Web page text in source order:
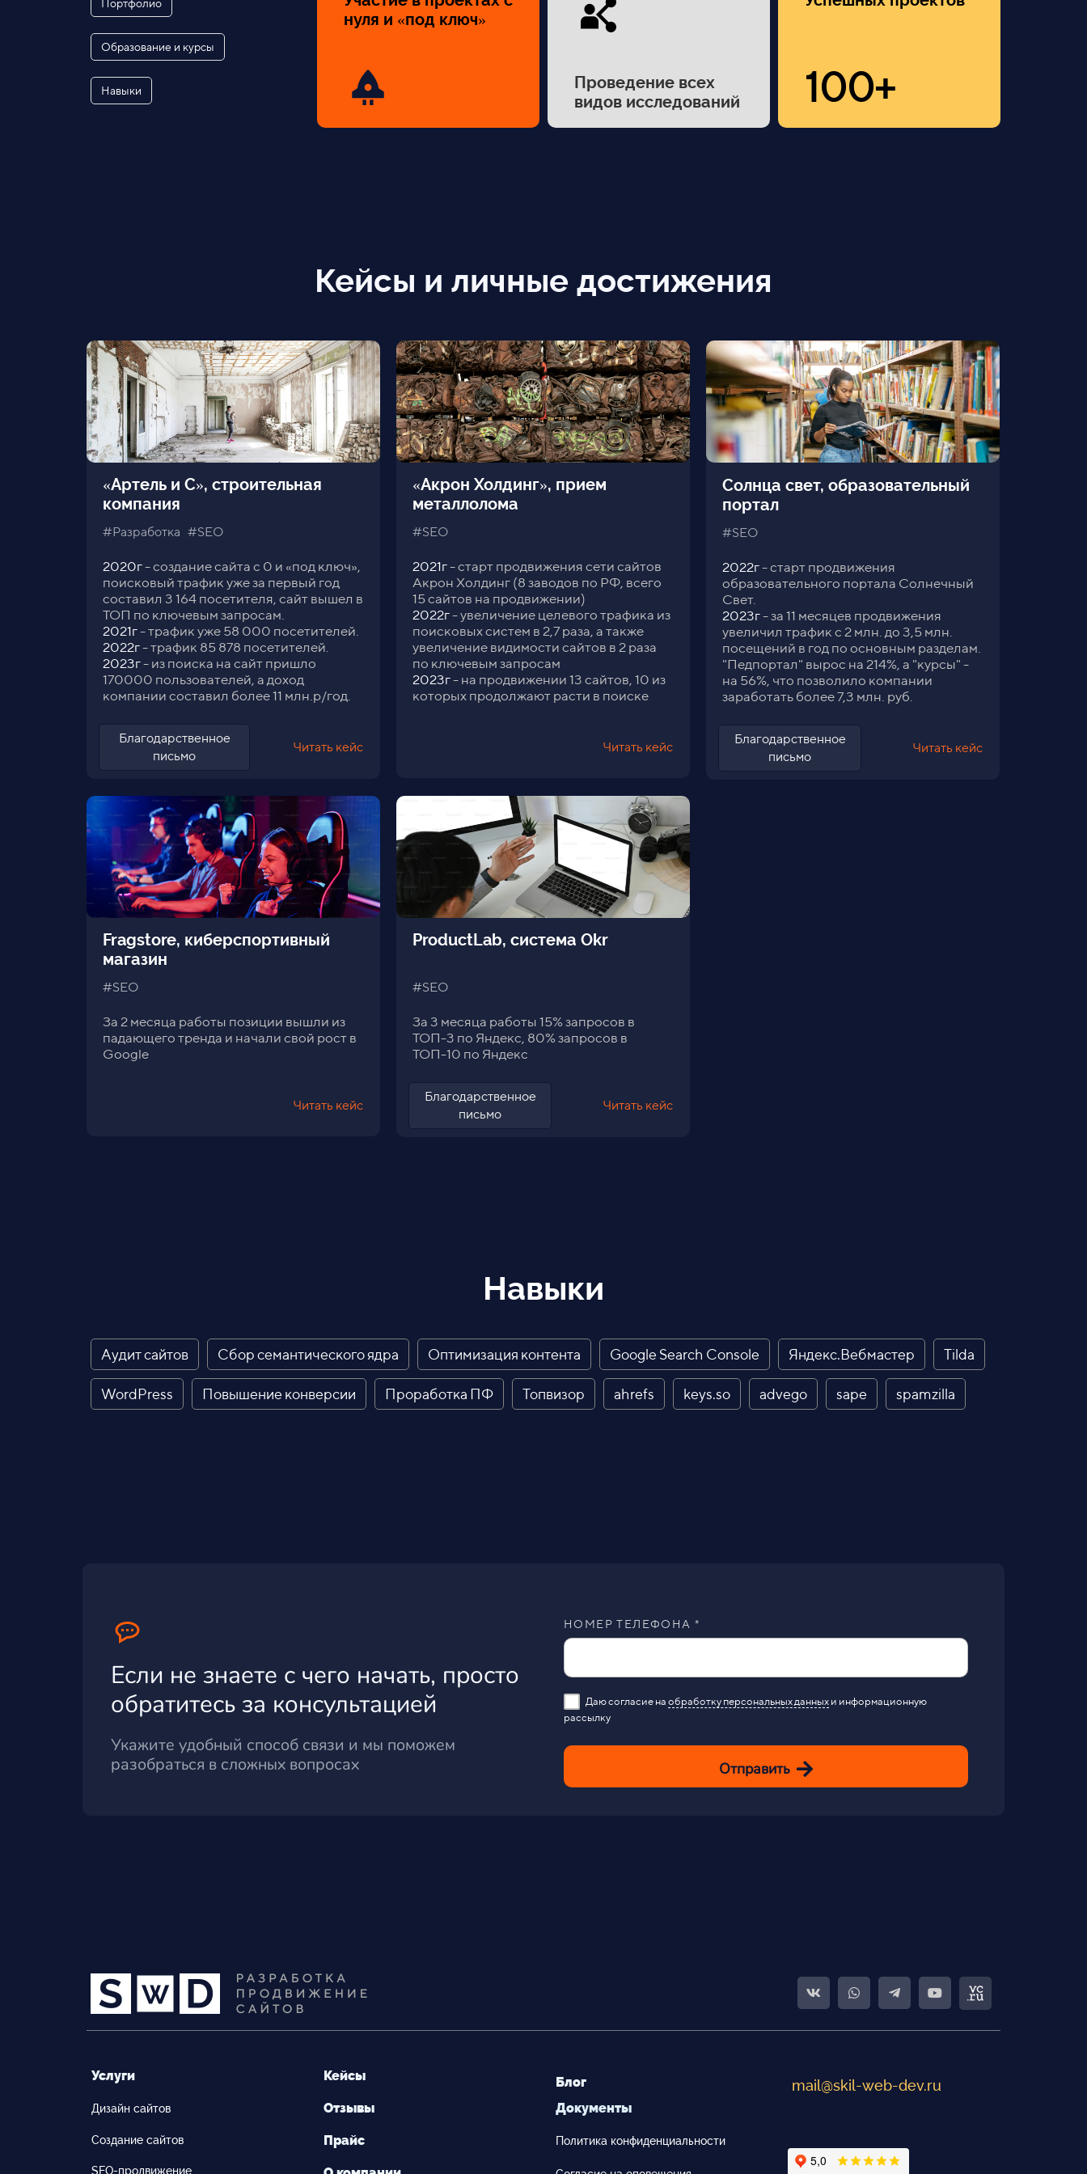
Портфолио
Образование и курсы
Навыки
нуля и «под ключ»
Проведение всех
видов исследований
100+
Кейсы и личные достижения
«Артель и С», строительная
компания
#Разработка #SEO
2020г- создание сайта с 0 и «под ключ»,
поисковый трафик уже за первый год
составил 3 164 посетителя, сайт вышел в
ТОП по ключевым запросам.
2021г- трафик уже 58 000 посетителей.
2022г- трафик 85 878 посетителей.
2023г- из поиска на сайт пришло
170000 пользователей, а доход
компании составил более 11 млн.р/год.
Благодарственное
письмо
Читать кейс
«Акрон Холдинг», прием
металлолома
#SEO
2021г- старт продвижения сети сайтов
Акрон Холдинг (8 заводов по РФ, всего
15 сайтов на продвижении)
2022г- увеличение целевого трафика из
поисковых систем в 2,7 раза, а также
увеличение видимости сайтов в 2 раза
по ключевым запросам
2023г- на продвижении 13 сайтов, 10 из
которых продолжают расти в поиске
Читать кейс
Солнца свет, образовательный
портал
#SEO
2022г- старт продвижения
образовательного портала Солнечный
Свет.
2023г- за 11 месяцев продвижения
увеличил трафик с 2 млн. до 3,5 млн.
посещений в год по основным разделам.
"Педпортал" вырос на 214%, а "курсы" -
на 56%, что позволило компании
заработать более 7,3 млн. руб.
Благодарственное
письмо
Читать кейс
Fragstore, киберспортивный
магазин
#SEO
За 2 месяца работы позиции вышли из
падающего тренда и начали свой рост в
Google
Читать кейс
ProductLab, система Okr
#SEO
За 3 месяца работы 15% запросов в
ТОП-3 по Яндекс, 80% запросов в
ТОП-10 по Яндекс
Благодарственное
письмо
Читать кейс
Навыки
Аудит сайтов Сбор семантического ядра Оптимизация контента Google Search Console Яндекс.Вебмастер Tilda
WordPress Повышение конверсии Проработка ПФ Топвизор ahrefs keys.so advego sape spamzilla
Если не знаете с чего начать, просто
обратитесь за консультацией
Укажите удобный способ связи и мы поможем
разобраться в сложных вопросах
НОМЕР ТЕЛЕФОНА *
Даю согласие на обработку персональных данных и информационную
рассылку
Отправить
Услуги
Дизайн сайтов
Создание сайтов
SEO-продвижение
Кейсы
Отзывы
Прайс
Блог
Документы
Политика конфиденциальности
mail@skil-web-dev.ru